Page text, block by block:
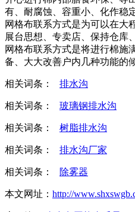
有、耐腐蚀、容重小、化作稳
网格布联系方式是为可以在大
展台思想、专卖店、保持仓库
网格布联系方式是将进行棉施
备、大大改善户内几种功能的
相关词条： 排水沟
相关词条： 玻璃钢排水沟
相关词条： 树脂排水沟
相关词条： 排水沟厂家
相关词条： 除雾器
本文网址： http://